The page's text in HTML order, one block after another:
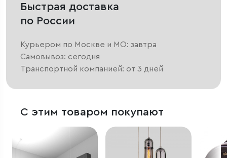
Быстрая доставка
по России
Курьером по Москве и МО: завтра
Самовывоз: сегодня
Транспортной компанией: от 3 дней
С этим товаром покупают